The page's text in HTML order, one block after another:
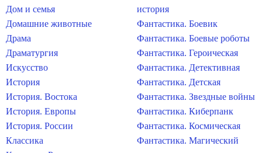
Дом и семья
Домашние животные
Драма
Драматургия
Искусство
История
История. Востока
История. Европы
История. России
Классика
история
Фантастика. Боевик
Фантастика. Боевые роботы
Фантастика. Героическая
Фантастика. Детективная
Фантастика. Детская
Фантастика. Звездные войны
Фантастика. Киберпанк
Фантастика. Космическая
Фантастика. Магический